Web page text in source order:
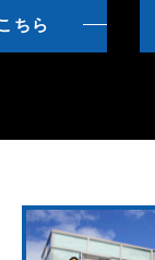
ちら